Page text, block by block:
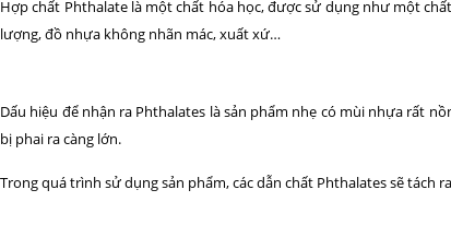
Hợp chất Phthalate là một chất hóa học, được sử dụng như một
lượng, đồ nhựa không nhãn mác, xuất xứ…
Dấu hiệu để nhận ra Phthalates là sản phẩm nhẹ có mùi nhựa rất
bị phai ra càng lớn.
Trong quá trình sử dụng sản phẩm, các dẫn chất Phthalates sẽ